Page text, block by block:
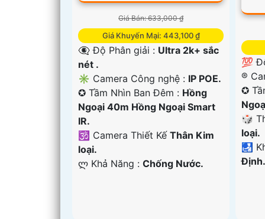
Giá Bán: 633,000 ₫
Giá Khuyến Mại: 443,100 ₫
👁️‍🗨 Độ Phân giải : Ultra 2k+ sắc
nét .
✳️ Camera Công nghệ : IP POE.
✪ Tầm Nhìn Ban Đêm : Hồng
Ngoại 40m Hồng Ngoại Smart
IR.
🕉️ Camera Thiết Kế Thân Kim
loại.
️ლ Khả Năng : Chống Nước.
💯
®️
✪
🎲
loại.
️🛃